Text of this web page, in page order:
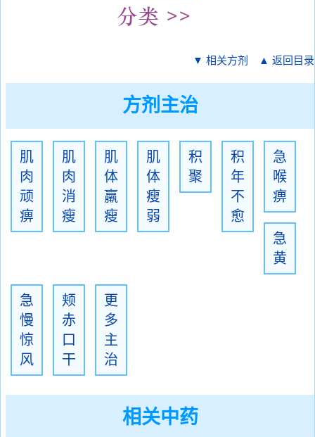
▼ 相关方剂 ▲ 返回目录
方剂主治
肌
肉
顽
痹
肌
肉
消
瘦
肌
体
羸
瘦
肌
体
瘦
弱
积
聚
积
年
不
愈
急
喉
痹
急
黄
急
慢
惊
风
颊
赤
口
干
更
多
主
治
相关中药